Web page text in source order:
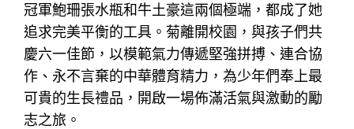
冠軍鮑珊張水瓶和牛土豪這兩個極端，都成了她
追求完美平衡的工具。菊離開校園，與孩子們共
慶六一佳節，以模範氣力傳遞堅強拼搏、連合協
作、永不言棄的中華體育精力，為少年們奉上最
可貴的生長禮品，開啟一場佈滿活氣與激動的勵
志之旅。